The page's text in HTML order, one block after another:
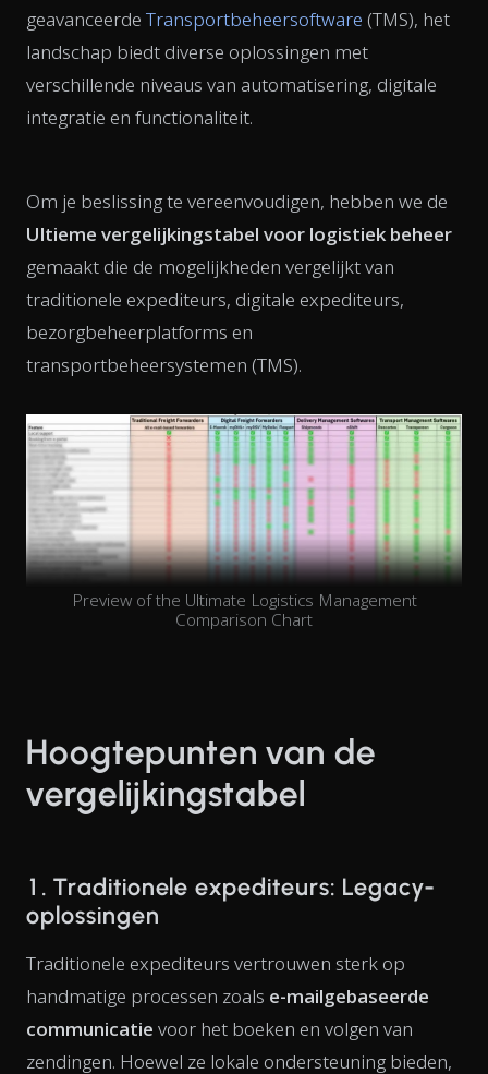
geavanceerde Transportbeheersoftware (TMS), het
landschap biedt diverse oplossingen met
verschillende niveaus van automatisering, digitale
integratie en functionaliteit.
Om je beslissing te vereenvoudigen, hebben we de
Ultieme vergelijkingstabel voor logistiek beheer
gemaakt die de mogelijkheden vergelijkt van
traditionele expediteurs, digitale expediteurs,
bezorgbeheerplatforms en
transportbeheersystemen (TMS).
Preview of the Ultimate Logistics Management
Comparison Chart
Hoogtepunten van de
vergelijkingstabel
1. Traditionele expediteurs: Legacy-
oplossingen
Traditionele expediteurs vertrouwen sterk op
handmatige processen zoals e-mailgebaseerde
communicatie voor het boeken en volgen van
zendingen. Hoewel ze lokale ondersteuning bieden,